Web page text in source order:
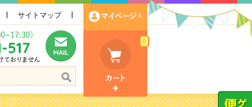
サイトマップ
0